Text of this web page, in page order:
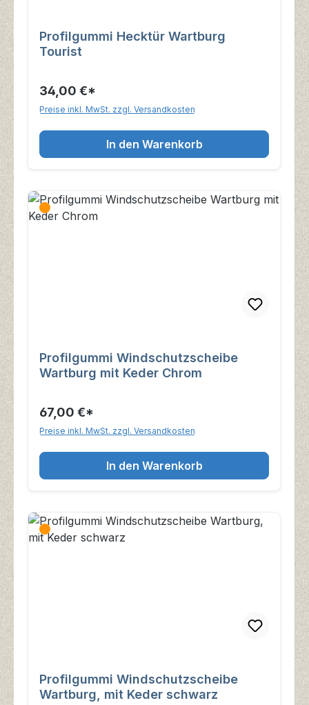
Profilgummi Hecktür Wartburg
Tourist
34,00 €*
Preise inkl. MwSt. zzgl. Versandkosten
In den Warenkorb
Profilgummi Windschutzscheibe
Wartburg mit Keder Chrom
67,00 €*
Preise inkl. MwSt. zzgl. Versandkosten
In den Warenkorb
Profilgummi Windschutzscheibe
Wartburg, mit Keder schwarz